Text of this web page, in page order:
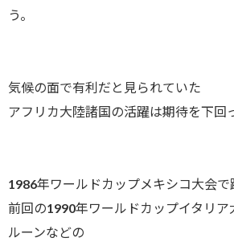
う。
気候の面で有利だと見られていた
アフリカ大陸諸国の活躍は期待を下回
1986年ワールドカップメキシコ大会で
前回の1990年ワールドカップイタリア
ルーンなどの